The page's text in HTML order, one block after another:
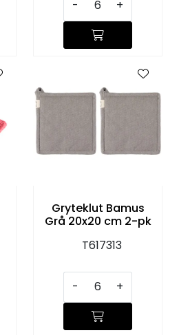
- +
Gryteklut Bamus
Grå 20x20 cm 2-pk
T617313
- +